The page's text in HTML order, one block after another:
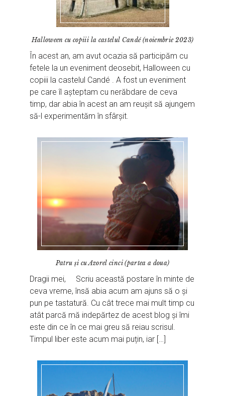
Halloween cu copiii la castelul Candé (noiembrie 2023)
În acest an, am avut ocazia să participăm cu
fetele la un eveniment deosebit, Halloween cu
copiii la castelul Candé . A fost un eveniment
pe care îl așteptam cu nerăbdare de ceva
timp, dar abia în acest an am reușit să ajungem
să-l experimentăm în sfârșit.
Patru și cu Azorel cinci (partea a doua)
Dragii mei, Scriu această postare în minte de
ceva vreme, însă abia acum am ajuns să o și
pun pe tastatură. Cu cât trece mai mult timp cu
atât parcă mă indepărtez de acest blog și îmi
este din ce în ce mai greu să reiau scrisul.
Timpul liber este acum mai puțin, iar […]